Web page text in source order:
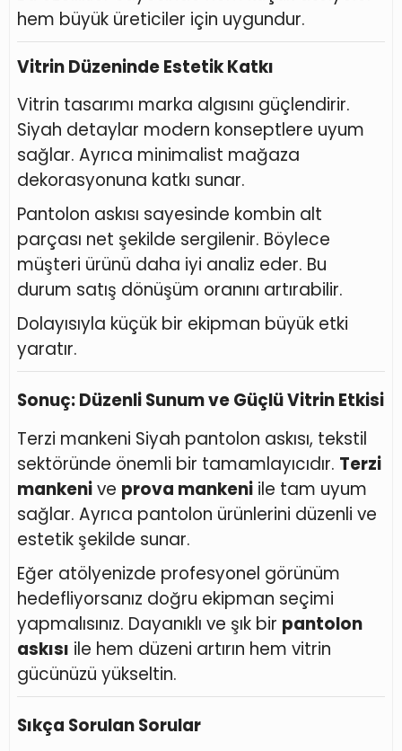
hem büyük üreticiler için uygundur.
Vitrin Düzeninde Estetik Katkı
Vitrin tasarımı marka algısını güçlendirir.
Siyah detaylar modern konseptlere uyum
sağlar. Ayrıca minimalist mağaza
dekorasyonuna katkı sunar.
Pantolon askısı sayesinde kombin alt
parçası net şekilde sergilenir. Böylece
müşteri ürünü daha iyi analiz eder. Bu
durum satış dönüşüm oranını artırabilir.
Dolayısıyla küçük bir ekipman büyük etki
yaratır.
Sonuç: Düzenli Sunum ve Güçlü Vitrin Etkisi
Terzi mankeni Siyah pantolon askısı, tekstil
sektöründe önemli bir tamamlayıcıdır. Terzi
mankenive prova mankeni ile tam uyum
sağlar. Ayrıca pantolon ürünlerini düzenli ve
estetik şekilde sunar.
Eğer atölyenizde profesyonel görünüm
hedefliyorsanız doğru ekipman seçimi
yapmalısınız. Dayanıklı ve şık bir pantolon
askısı ile hem düzeni artırın hem vitrin
gücünüzü yükseltin.
Sıkça Sorulan Sorular